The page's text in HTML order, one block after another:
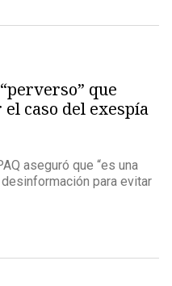
que
caso del exespía
aseguró que “es una
para evitar